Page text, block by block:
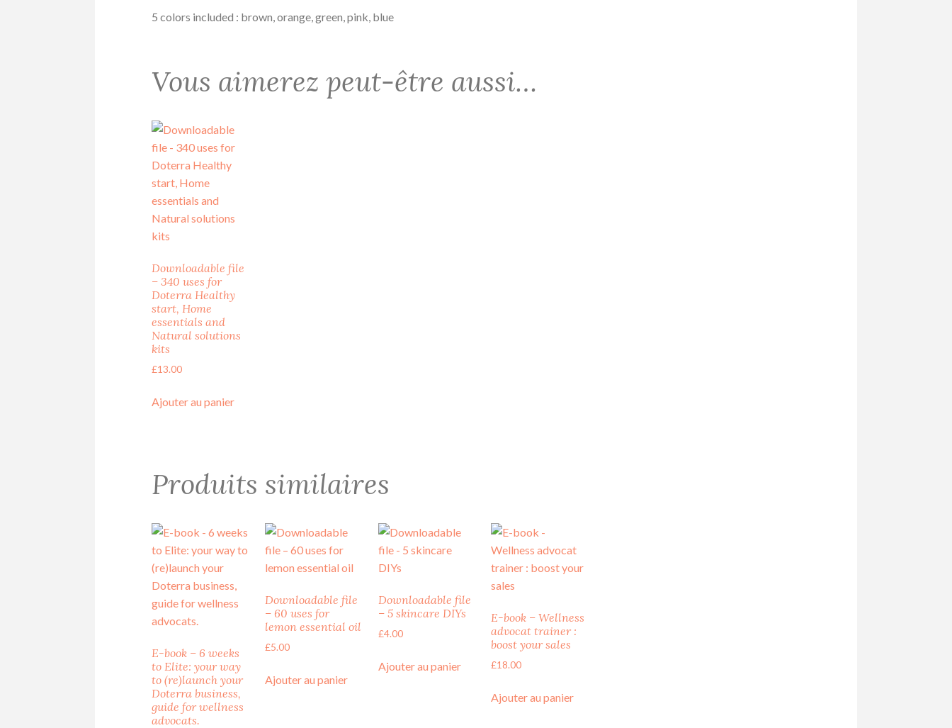
5 colors included : brown, orange, green, pink, blue
Vous aimerez peut-être aussi…
Downloadable file
– 340 uses for
Doterra Healthy
start, Home
essentials and
Natural solutions
kits
£13.00
Ajouter au panier
Produits similaires
E-book – 6 weeks
to Elite: your way
to (re)launch your
Doterra business,
guide for wellness
advocats.
Downloadable file
– 60 uses for
lemon essential oil
£5.00
Ajouter au panier
Downloadable file
– 5 skincare DIYs
£4.00
Ajouter au panier
E-book – Wellness
advocat trainer :
boost your sales
£18.00
Ajouter au panier